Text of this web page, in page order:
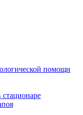
помощи